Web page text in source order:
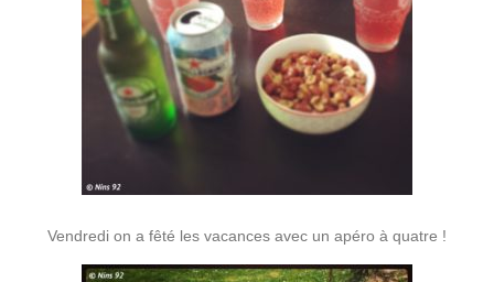
Vendredi on a fêté les vacances avec un apéro à quatre !